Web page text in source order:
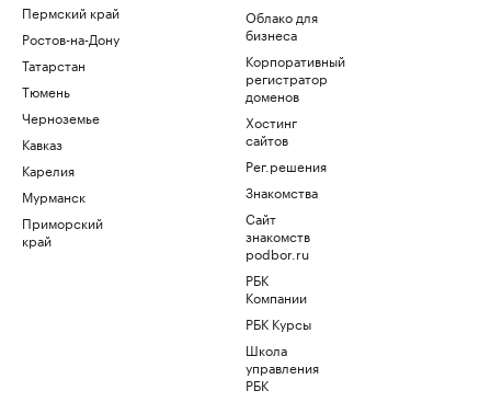
Пермский край
Ростов-на-Дону
Татарстан
Тюмень
Черноземье
Кавказ
Карелия
Мурманск
Приморский
край
Облако для
бизнеса
Корпоративный
регистратор
доменов
Хостинг
сайтов
Рег.решения
Знакомства
Сайт
знакомств
podbor.ru
РБК
Компании
РБК Курсы
Школа
управления
РБК